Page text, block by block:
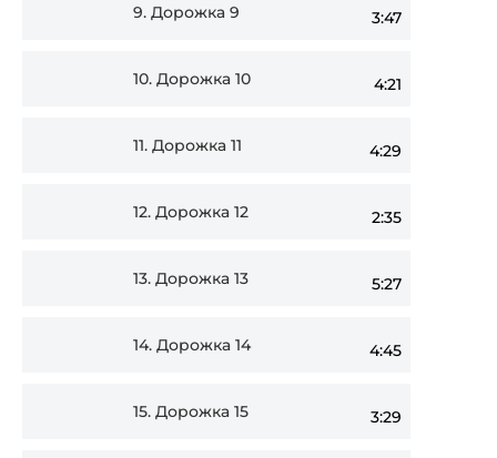
9. Дорожка 9 3:47
10. Дорожка 10 4:21
11. Дорожка 11 4:29
12. Дорожка 12 2:35
13. Дорожка 13 5:27
14. Дорожка 14 4:45
15. Дорожка 15 3:29